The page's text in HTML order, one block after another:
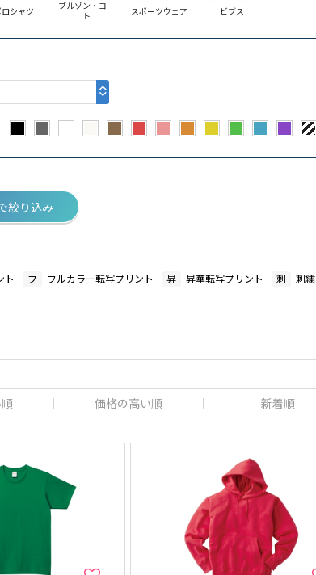
ロシャツ
ブルゾン・コー
ト
スポーツウェア ビブス
絞り込み
ト フ フルカラー転写プリント 昇 昇華転写プリント 刺 刺繍
価格の高い順 新着順